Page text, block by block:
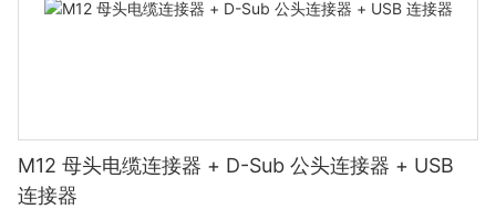
M12 母头电缆连接器 + D-Sub 公头连接器 + USB
连接器